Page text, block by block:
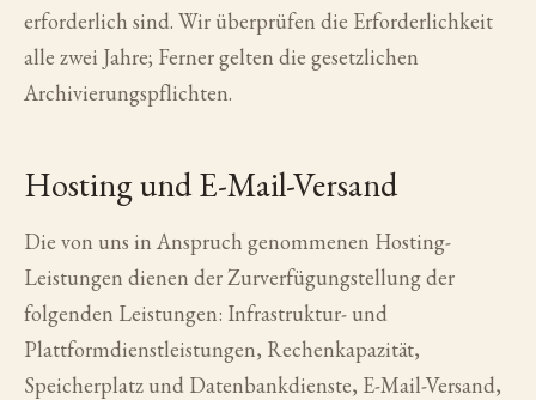
erforderlich sind. Wir überprüfen die Erforderlichkeit
alle zwei Jahre; Ferner gelten die gesetzlichen
Archivierungspflichten.
Hosting und E-Mail-Versand
Die von uns in Anspruch genommenen Hosting-
Leistungen dienen der Zurverfügungstellung der
folgenden Leistungen: Infrastruktur- und
Plattformdienstleistungen, Rechenkapazität,
Speicherplatz und Datenbankdienste, E-Mail-Versand,